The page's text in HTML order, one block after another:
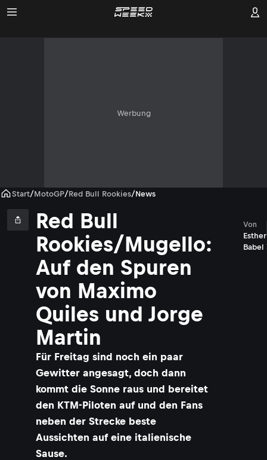
Werbung
Start/MotoGP/Red Bull Rookies/News
Red Bull
Rookies/Mugello:
Auf den Spuren
von Maximo
Quiles und Jorge
Martin
Für Freitag sind noch ein paar
Gewitter angesagt, doch dann
kommt die Sonne raus und bereitet
den KTM-Piloten auf und den Fans
neben der Strecke beste
Aussichten auf eine italienische
Sause.
Esther
Babel
Von